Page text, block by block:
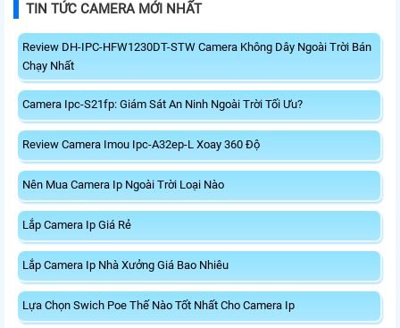
TIN TỨC CAMERA MỚI NHẤT
Review DH-IPC-HFW1230DT-STW Camera Không Dây Ngoài Trời Bán
Chạy Nhất
Camera Ipc-S21fp: Giám Sát An Ninh Ngoài Trời Tối Ưu?
Review Camera Imou Ipc-A32ep-L Xoay 360 Độ
Nên Mua Camera Ip Ngoài Trời Loại Nào
Lắp Camera Ip Giá Rẻ
Lắp Camera Ip Nhà Xưởng Giá Bao Nhiêu
Lựa Chọn Swich Poe Thế Nào Tốt Nhất Cho Camera Ip